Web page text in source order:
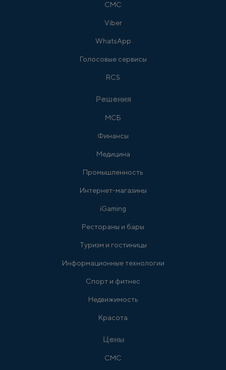
СМС
Viber
WhatsApp
Голосовые сервисы
RCS
Решения
МСБ
Финансы
Медицина
Промышленность
Интернет-магазины
iGaming
Рестораны и бары
Туризм и гостиницы
Информационные технологии
Спорт и фитнес
Недвижимость
Красота
Цены
СМС